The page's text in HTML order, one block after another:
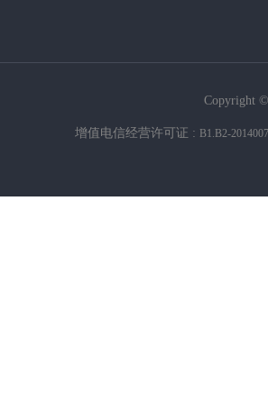
Copyright
增值电信经营许可证 : B1.B2-